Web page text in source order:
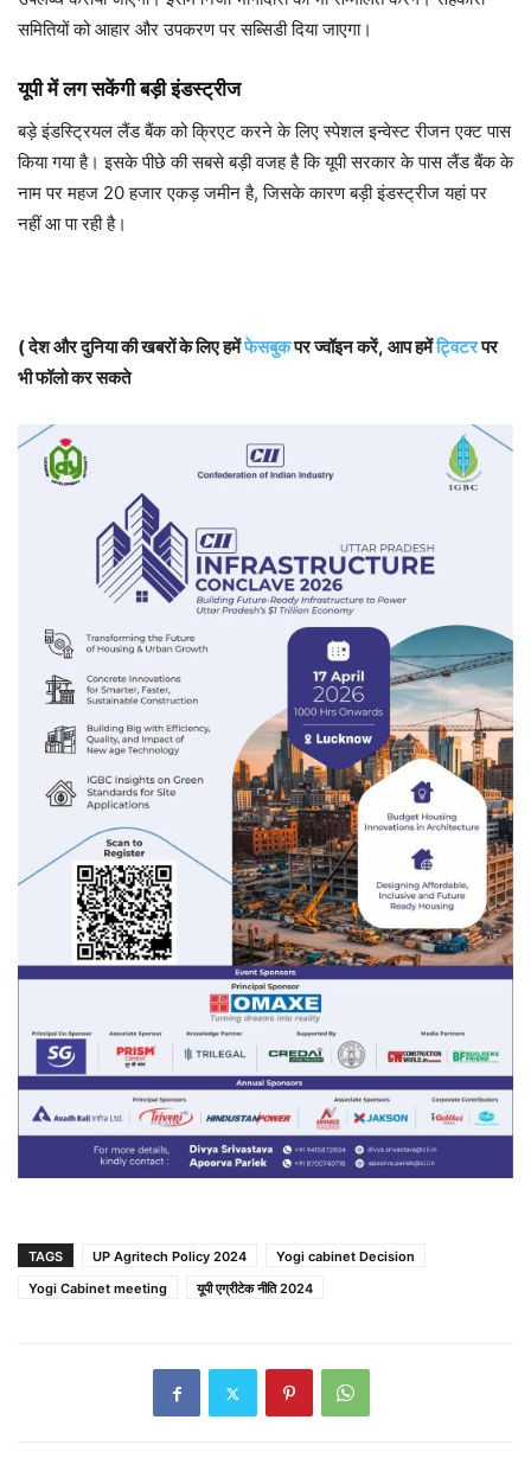
समितियों को आहार और उपकरण पर सब्सिडी दिया जाएगा।
यूपी में लग सकेंगी बड़ी इंडस्ट्रीज
बड़े इंडस्ट्रियल लैंड बैंक को क्रिएट करने के लिए स्पेशल इन्वेस्ट रीजन एक्ट पास
किया गया है। इसके पीछे की सबसे बड़ी वजह है कि यूपी सरकार के पास लैंड बैंक के
नाम पर महज 20 हजार एकड़ जमीन है, जिसके कारण बड़ी इंडस्ट्रीज यहां पर
नहीं आ पा रही है।
( देश और दुनिया की खबरों के लिए हमेंफेसबुकपर ज्वॉइन करें, आप हमेंट्विटरपर
भी फॉलो कर सकते
TAGS UP Agritech Policy 2024
Yogi cabinet Decision
Yogi Cabinet meeting
यूपी एग्रीटेक नीति 2024